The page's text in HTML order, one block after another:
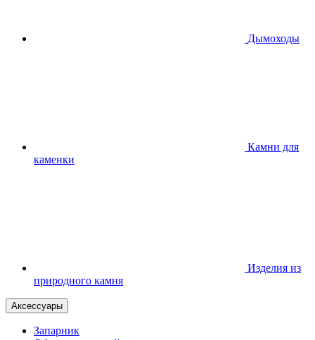
Дымоходы
Камни для
каменки
Изделия из
природного камня
Аксессуары
Запарник